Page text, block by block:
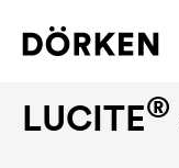
LUCITE®